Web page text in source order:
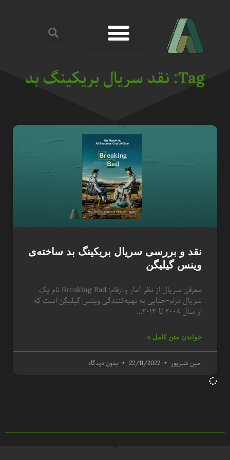
Tag: نقد سریال بریکینگ بد
نقد و بررسی سریال بریکینگ بد ساخته‌ی
وینس گیلیگن
معرفی سریال از نظر آمار و ارقام: Breaking Bad نام یک
سریال درام-جنایی به تهیه‌کنندگی وینس گیلیگِن است که
از سال ۲۰۰۸ تا ۲۰۱۳…
خواندن متن کامل »
امین شیرپور 22/11/2022 بدون دیدگاه